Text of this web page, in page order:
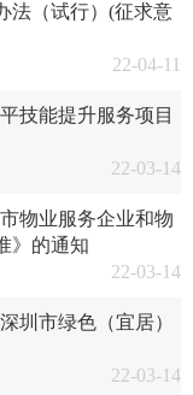
法（试行）(征求意
22-04-11
技能提升服务项目
22-03-14
物业服务企业和物
》的通知
22-03-14
圳市绿色（宜居）
22-03-14